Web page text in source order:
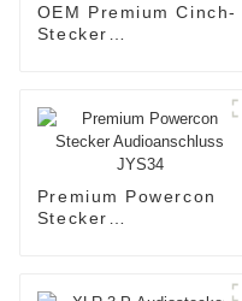
OEM Premium Cinch-
Stecker
Premium Powercon
Stecker